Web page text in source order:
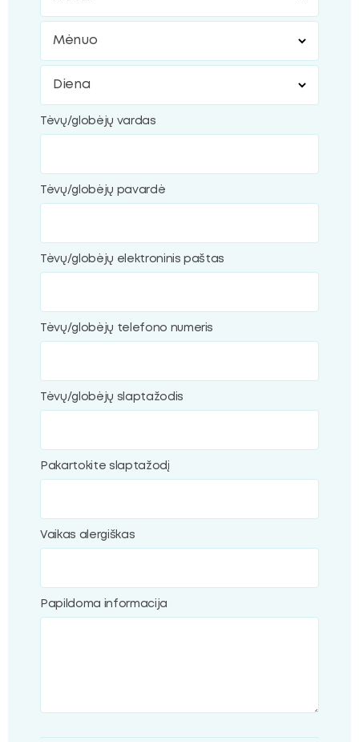
Tėvų/globėjų vardas
Tėvų/globėjų pavardė
Tėvų/globėjų elektroninis paštas
Tėvų/globėjų telefono numeris
Tėvų/globėjų slaptažodis
Pakartokite slaptažodį
Vaikas alergiškas
Papildoma informacija